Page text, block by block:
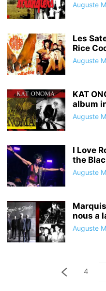
Auguste
Les
Rice
Auguste
KAT
album
Auguste
I Love
the
Auguste
nous a
Auguste
4